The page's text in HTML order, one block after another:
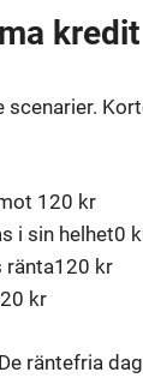
scenarier.
120 kr
i sin helhet0
ränta120 kr
kr
räntefria